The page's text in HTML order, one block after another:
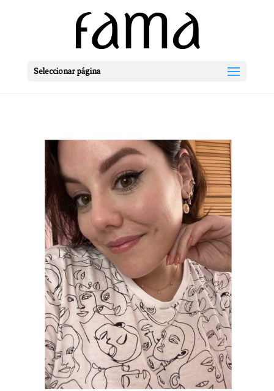
Seleccionar página